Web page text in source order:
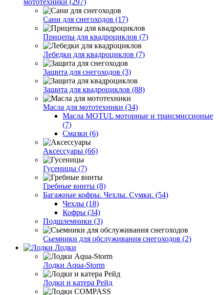
Сани для снегоходов (17)
Прицепы для квадроциклов (7)
Лебедки для квадроциклов (7)
Защита для снегоходов (3)
Защита для квадроциклов (88)
Масла для мототехники (34)
Масла MOTUL моторные и трансмиссионые
(7)
Смазки (6)
Аксессуары (66)
Гусеницы (7)
Гребные винты (8)
Багажные кофры. Чехлы. Сумки. (54)
Чехлы (18)
Кофры (34)
Подшлемники (3)
Сьемники для обслуживания снегоходов (2)
Лодки
Лодки Aqua-Storm
Лодки и катера Рейд